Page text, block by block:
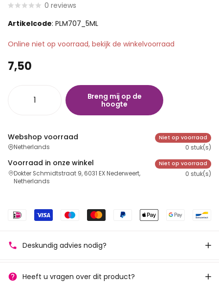
0 reviews
Artikelcode: PLM707_5ML
Online niet op voorraad, bekijk de winkelvoorraad
7,50
Breng mij op de
hoogte
Webshop voorraad
Netherlands
Niet op voorraad
0 stuk(s)
Voorraad in onze winkel
Dokter Schmidtstraat 9, 6031 EX Nederweert,
Netherlands
Niet op voorraad
0 stuk(s)
Deskundig advies nodig?
Heeft u vragen over dit product?